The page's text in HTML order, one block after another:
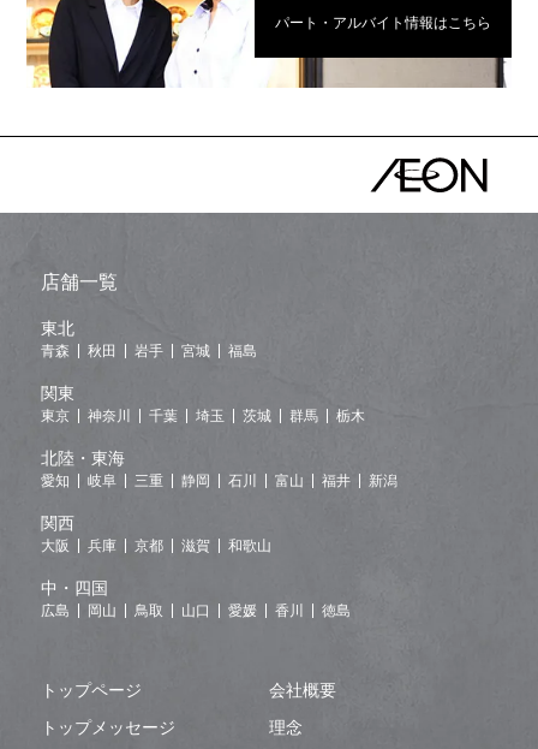
パート・アルバイト情報はこちら
トップページ
会社概要
トップメッセージ
理念
店舗一覧
東北
青森 秋田 岩手 宮城 福島
関東
東京 神奈川 千葉 埼玉 茨城 群馬 栃木
北陸・東海
愛知 岐阜 三重 静岡 石川 富山 福井 新潟
関西
大阪 兵庫 京都 滋賀 和歌山
中・四国
広島 岡山 鳥取 山口 愛媛 香川 徳島